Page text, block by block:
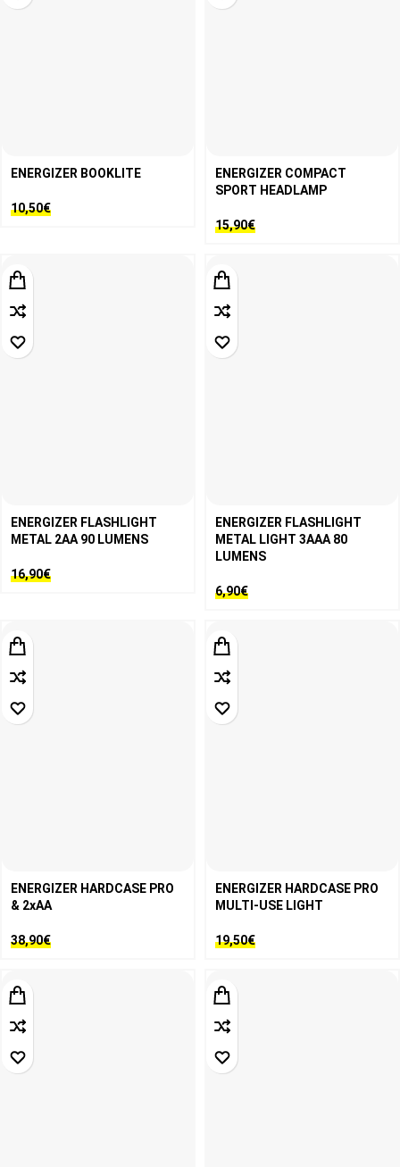
ENERGIZER BOOKLITE
10,50€
ENERGIZER COMPACT
SPORT HEADLAMP
15,90€
ENERGIZER FLASHLIGHT
METAL 2AA 90 LUMENS
16,90€
ENERGIZER FLASHLIGHT
METAL LIGHT 3AAA 80
LUMENS
6,90€
ENERGIZER HARDCASE PRO
& 2xΑΑ
38,90€
ENERGIZER HARDCASE PRO
MULTI-USE LIGHT
19,50€